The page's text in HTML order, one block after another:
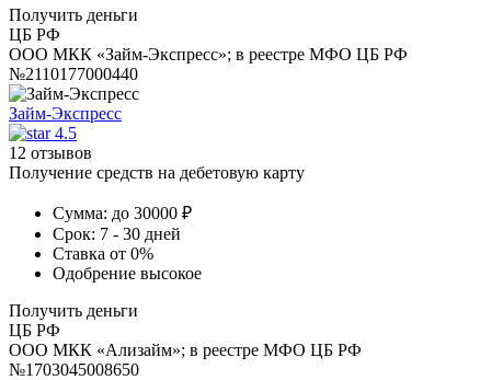
Получить деньги
ЦБ РФ
ООО МКК «Займ-Экспресс»; в реестре МФО ЦБ РФ
№2110177000440
Займ-Экспресс
4.5
12 отзывов
Получение средств на дебетовую карту
Сумма: до 30000 ₽
Срок: 7 - 30 дней
Ставка от 0%
Одобрение высокое
Получить деньги
ЦБ РФ
ООО МКК «Ализайм»; в реестре МФО ЦБ РФ
№1703045008650